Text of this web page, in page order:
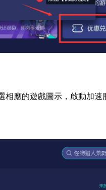
相應的遊戲圖示，啟動加速